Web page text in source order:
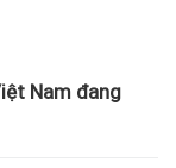
Nam đang